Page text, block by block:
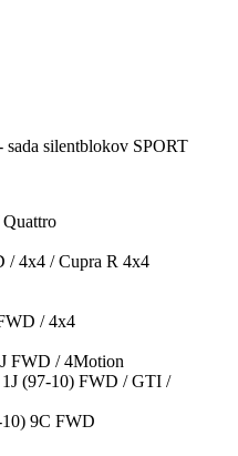
sada silentblokov SPORT
/ 4x4 / Cupra R 4x4
/ 4x4
FWD / 4Motion
(97-10) FWD / GTI /
9C FWD